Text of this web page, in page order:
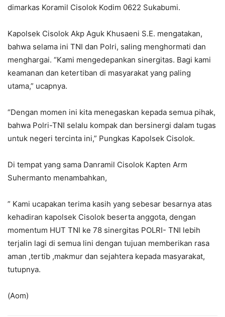
dimarkas Koramil Cisolok Kodim 0622 Sukabumi.
Kapolsek Cisolok Akp Aguk Khusaeni S.E. mengatakan,
bahwa selama ini TNI dan Polri, saling menghormati dan
menghargai. “Kami mengedepankan sinergitas. Bagi kami
keamanan dan ketertiban di masyarakat yang paling
utama,” ucapnya.
“Dengan momen ini kita menegaskan kepada semua pihak,
bahwa Polri-TNI selalu kompak dan bersinergi dalam tugas
untuk negeri tercinta ini,” Pungkas Kapolsek Cisolok.
Di tempat yang sama Danramil Cisolok Kapten Arm
Suhermanto menambahkan,
” Kami ucapakan terima kasih yang sebesar besarnya atas
kehadiran kapolsek Cisolok beserta anggota, dengan
momentum HUT TNI ke 78 sinergitas POLRI- TNI lebih
terjalin lagi di semua lini dengan tujuan memberikan rasa
aman ,tertib ,makmur dan sejahtera kepada masyarakat,
tutupnya.
(Aom)